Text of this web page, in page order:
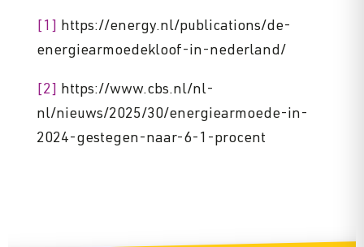
[1]
https://energy.nl/publications/de-
energiearmoedekloof-in-nederland/
[2]
https://www.cbs.nl/nl-
nl/nieuws/2025/30/energiearmoede-in-
2024-gestegen-naar-6-1-procent